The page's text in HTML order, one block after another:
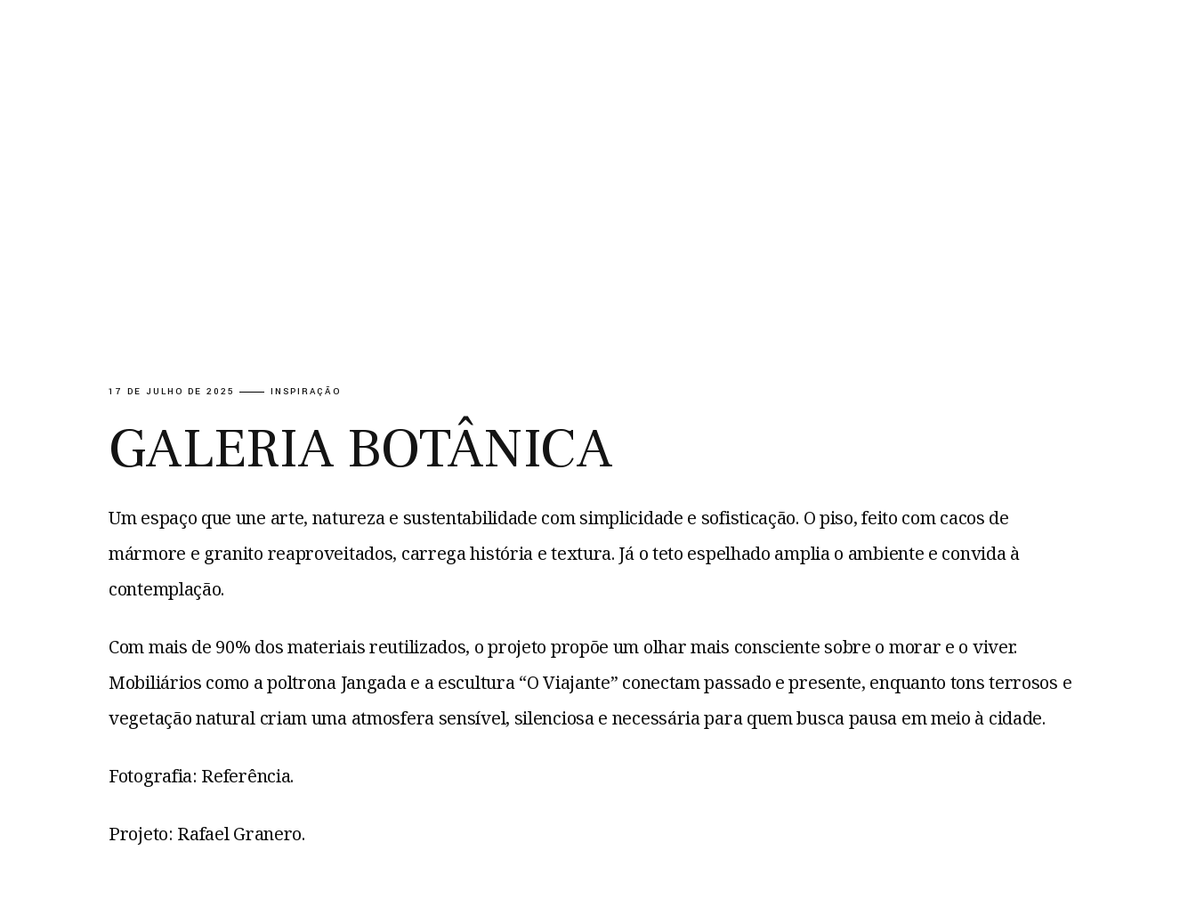
17 DE JULHO DE 2025 INSPIRAÇÃO
GALERIA BOTÂNICA
Um espaço que une arte, natureza e sustentabilidade com simplicidade e sofisticação. O piso, feito com cacos de
mármore e granito reaproveitados, carrega história e textura. Já o teto espelhado amplia o ambiente e convida à
contemplação.
Com mais de 90% dos materiais reutilizados, o projeto propõe um olhar mais consciente sobre o morar e o viver.
Mobiliários como a poltrona Jangada e a escultura “O Viajante” conectam passado e presente, enquanto tons terrosos e
vegetação natural criam uma atmosfera sensível, silenciosa e necessária para quem busca pausa em meio à cidade.
Fotografia: Referência.
Projeto: Rafael Granero.